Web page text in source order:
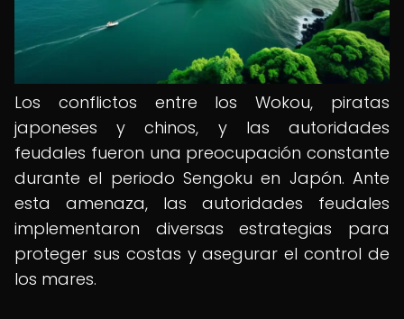
Los conflictos entre los Wokou, piratas
japoneses y chinos, y las autoridades
feudales fueron una preocupación constante
durante el periodo Sengoku en Japón. Ante
esta amenaza, las autoridades feudales
implementaron diversas estrategias para
proteger sus costas y asegurar el control de
los mares.